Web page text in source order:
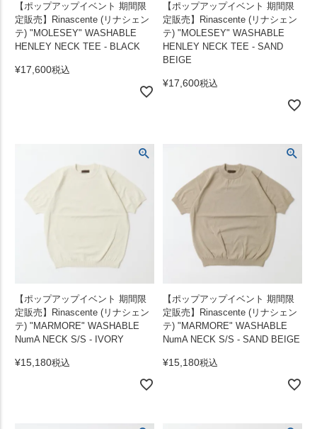
【ポップアップイベント 期間限
定販売】Rinascente (リナシェン
テ) "MOLESEY" WASHABLE
HENLEY NECK TEE - BLACK
¥17,600税込
【ポップアップイベント 期間限
定販売】Rinascente (リナシェン
テ) "MOLESEY" WASHABLE
HENLEY NECK TEE - SAND
BEIGE
¥17,600税込
【ポップアップイベント 期間限
定販売】Rinascente (リナシェン
テ) "MARMORE" WASHABLE
NumA NECK S/S - IVORY
¥15,180税込
【ポップアップイベント 期間限
定販売】Rinascente (リナシェン
テ) "MARMORE" WASHABLE
NumA NECK S/S - SAND BEIGE
¥15,180税込